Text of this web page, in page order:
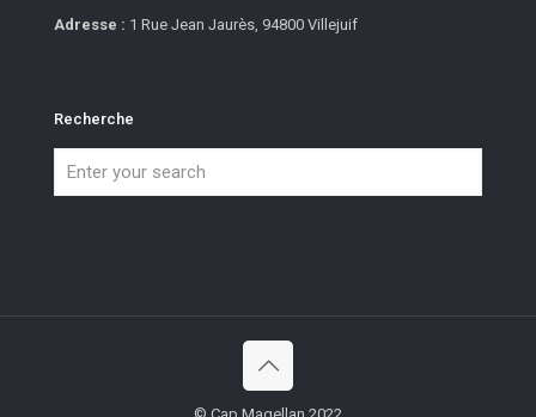
Adresse : 1 Rue Jean Jaurès, 94800 Villejuif
Recherche